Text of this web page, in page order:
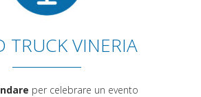
TRUCK VINERIA
per celebrare un evento